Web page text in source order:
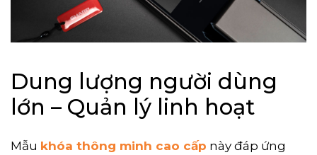
Dung lượng người dùng
lớn – Quản lý linh hoạt
Mẫu khóa thông minh cao cấp này đáp ứng